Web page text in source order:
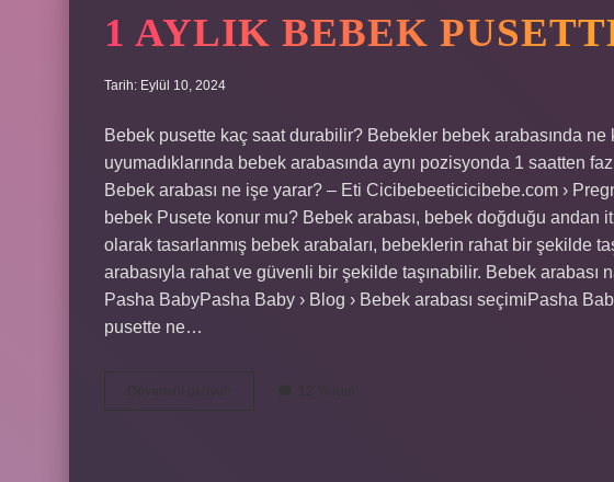
1 AYLIK BEBEK
Tarih: Eylül 10, 2024
Bebek pusette kaç saat durabilir? Bebekler bebek arabasında ne
uyumadıklarında bebek arabasında aynı pozisyonda 1 saatten
Bebek arabası ne işe yarar? – Eti Cicibebeeticicibebe.com ›
bebek Pusete konur mu? Bebek arabası, bebek doğduğu andan
olarak tasarlanmış bebek arabaları, bebeklerin rahat bir şekilde
arabasıyla rahat ve güvenli bir şekilde taşınabilir. Bebek arabası
Pasha BabyPasha Baby › Blog › Bebek arabası seçimiPasha
pusette ne…